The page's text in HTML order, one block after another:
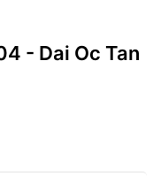
- Dai Oc Tan